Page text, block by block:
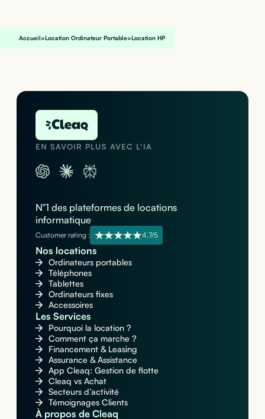
Accueil>Location Ordinateur Portable>Location HP
EN SAVOIR PLUS AVEC L'IA
N°1 des plateformes de locations
informatique
Customer rating : 4,7/5
Nos locations
Ordinateurs portables
Téléphones
Tablettes
Ordinateurs fixes
Accessoires
Les Services
Pourquoi la location ?
Comment ça marche ?
Financement & Leasing
Assurance & Assistance
App Cleaq: Gestion de flotte
Cleaq vs Achat
Secteurs d’activité
Témoignages Clients
À propos de Cleaq